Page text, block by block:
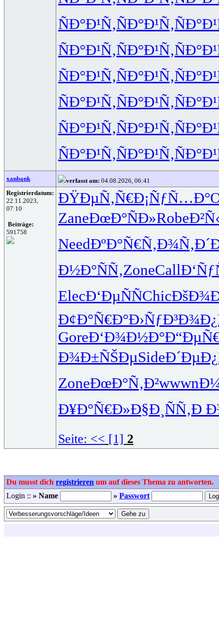
ÑÐ°Ð¹Ñ‚ÑÐ°Ð¹Ñ‚
ÑÐ°Ð¹Ñ‚ÑÐ°Ð¹Ñ‚
ÑÐ°Ð¹Ñ‚ÑÐ°Ð¹Ñ‚
ÑÐ°Ð¹Ñ‚ÑÐ°Ð¹Ñ‚
ÑÐ°Ð¹Ñ‚ÑÐ°Ð¹Ñ‚
ÑÐ°Ð¹Ñ‚ÑÐ°Ð¹Ñ‚
xanbank verfasst am: 04.08.2026, 06:41
Registrierdatum:
22.11.2023,
07:10
Beiträge:
591758
ÐŸÐµÑ‚Ñ€Ð¡ÑƒÑ…Ð°
ZaneÐœÐ°ÑÐ»Robe
NeedÐºÐ°Ñ€Ñ‚
Ð½Ð°ÑÑ‚ZoneCall
ElecÐ‘ÐµÑÑChic
Ð¢Ð°Ñ€Ð°Ð›ÑƒÐ³Ð¾
GoreÐ‘Ð¾Ð½Ð°
Ð¾Ð±ÑŠÐµSide
ZoneÐœÐ°Ñ‚Ð²wwwn
Ð¥Ð°Ñ€Ð»Ð§Ð¸ÑÑ‚Ð
Seite: << [1] 2
Du musst dich registrieren um auf dieses Thema zu antworten.
Login :: » Name » Passwort